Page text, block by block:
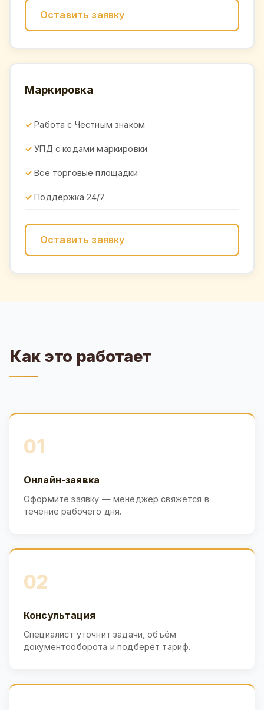
Оставить заявку
Маркировка
Работа с Честным знаком
УПД с кодами маркировки
Все торговые площадки
Поддержка 24/7
Оставить заявку
Как это работает
01
Онлайн-заявка
Оформите заявку — менеджер свяжется в
течение рабочего дня.
02
Консультация
Специалист уточнит задачи, объём
документооборота и подберёт тариф.